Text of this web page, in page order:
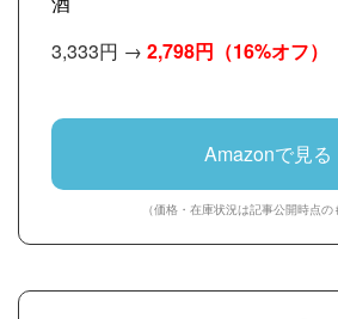
3,333円 → 2,798円 （16%オフ）
Amazonで見る
（価格・在庫状況は記事公開時点の